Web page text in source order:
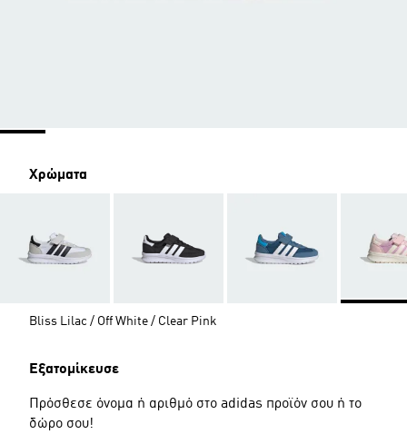
Χρώματα
Bliss Lilac / Off White / Clear Pink
Εξατομίκευσε
Πρόσθεσε όνομα ή αριθμό στο adidas προϊόν σου ή το
δώρο σου!